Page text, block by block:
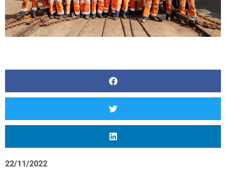
22/11/2022